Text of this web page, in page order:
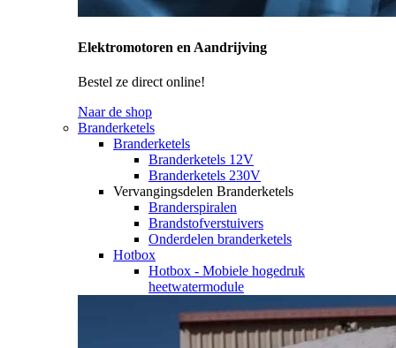
Elektromotoren en Aandrijving
Bestel ze direct online!
Naar de shop
Branderketels
Branderketels
Branderketels 12V
Branderketels 230V
Vervangingsdelen Branderketels
Branderspiralen
Brandstofverstuivers
Onderdelen branderketels
Hotbox
Hotbox - Mobiele hogedruk
heetwatermodule